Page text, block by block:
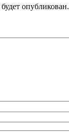
опубликован.